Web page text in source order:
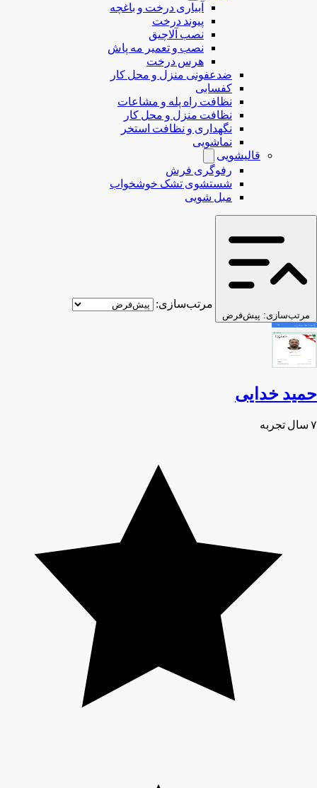
آبیاری درخت و باغچه
پیوند درخت
نصب آلاچیق
نصب و تعمیر مه پاش
هرس درخت
ضدعفونی منزل و محل کار
کفسابی
نظافت راه پله و مشاعات
نظافت منزل و محل کار
نگهداری و نظافت استخر
نماشویی
قالیشویی
رفوگری فرش
شستشوی تشک خوشخواب
مبل شویی
مرتب‌سازی: پیش‌فرض
مرتب‌سازی:
حمید خدایی
۷ سال تجربه